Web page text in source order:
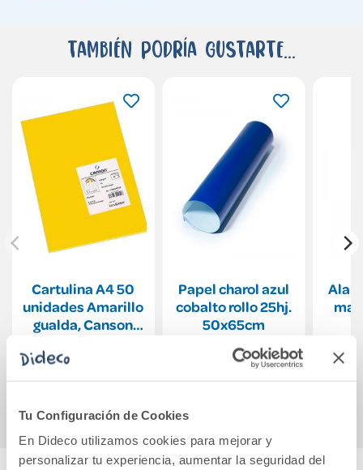
Tu Configuración de Cookies
En Dideco utilizamos cookies para mejorar y
personalizar tu experiencia, aumentar la seguridad del
También podría gustarte...
Cartulina A4 50
unidades Amarillo
gualda, Canson
Ver más
Papel charol azul
cobalto rollo 25hj.
50x65cm
Ver más